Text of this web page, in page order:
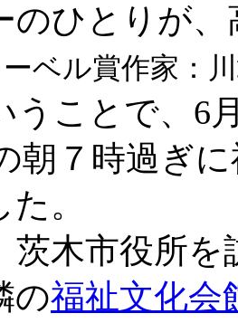
ひとりが、
ーベル賞作家：
うことで、6
朝７時過ぎ
。
木市役所を
の福祉文化会